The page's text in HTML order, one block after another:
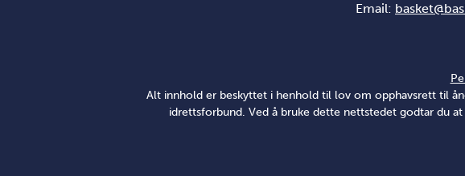
Email:
Alt innhold er beskyttet i henhold til lov om opphavsrett til
idrettsforbund. Ved å bruke dette nettstedet godtar du